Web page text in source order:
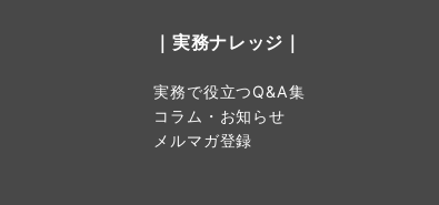
｜実務ナレッジ｜
実務で役立つQ&A集
コラム・お知らせ
メルマガ登録